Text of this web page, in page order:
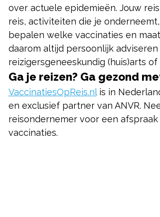
over actuele epidemieën. Jouw
reis, activiteiten die je
bepalen welke vaccinaties en
daarom altijd persoonlijk
reizigersgeneeskundig (huis)arts
Ga je reizen? Ga gezond
VaccinatiesOpReis.nl is in
en exclusief partner van ANVR.
reisondernemer voor een
vaccinaties.